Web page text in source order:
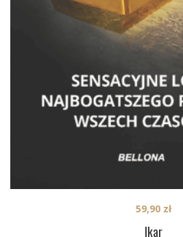
Ikar
59,90 zł